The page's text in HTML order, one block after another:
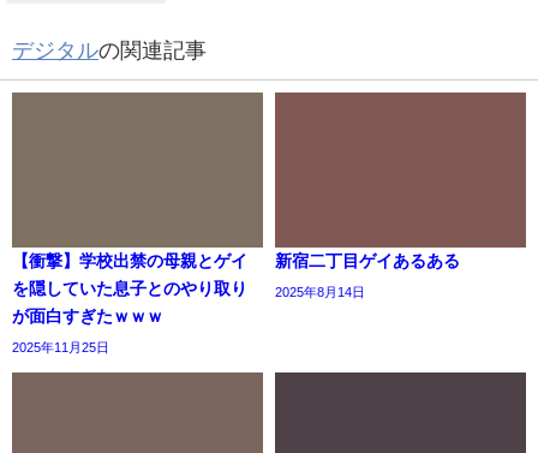
デジタルの関連記事
【衝撃】学校出禁の母親とゲイ
を隠していた息子とのやり取り
が面白すぎたｗｗｗ
2025年11月25日
新宿二丁目ゲイあるある
2025年8月14日